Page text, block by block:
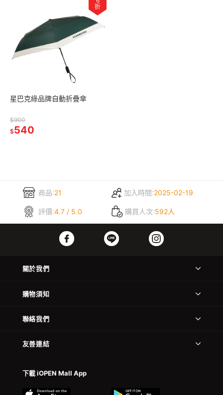
折
星巴克綠品牌自動折疊傘
$900
$540
商品:21 加入時間:2025-02-19
評價:4.7 / 5.0 購買人次:592人
關於我們
購物須知
聯絡我們
友善連結
下載 iOPEN Mall App